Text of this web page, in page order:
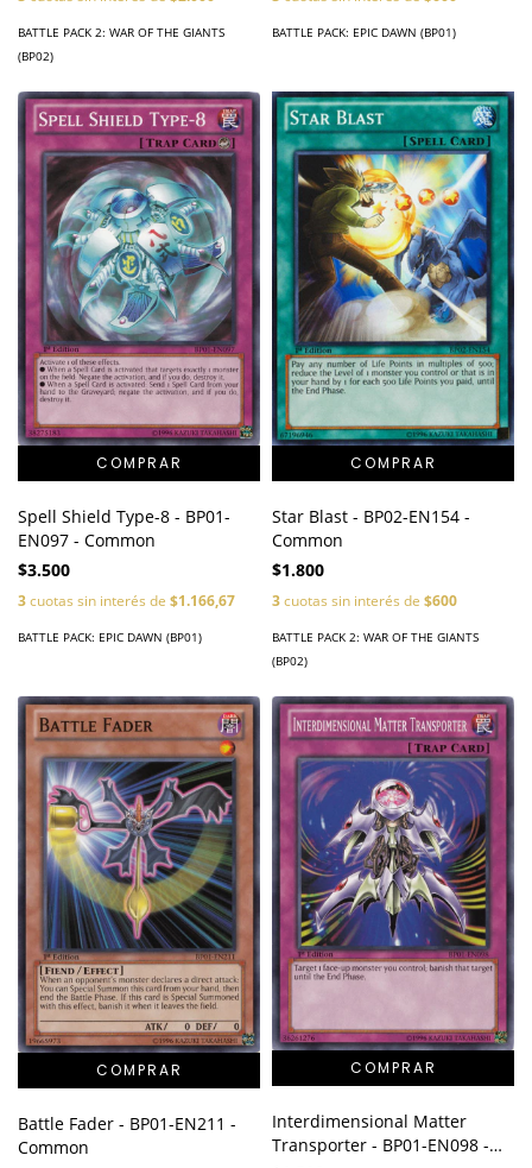
BATTLE PACK 2: WAR OF THE GIANTS
(BP02)
BATTLE PACK: EPIC DAWN (BP01)
Spell Shield Type-8 - BP01-
EN097 - Common
$3.500
3cuotas sin interés de $1.166,67
BATTLE PACK: EPIC DAWN (BP01)
Star Blast - BP02-EN154 -
Common
$1.800
3cuotas sin interés de $600
BATTLE PACK 2: WAR OF THE GIANTS
(BP02)
Battle Fader - BP01-EN211 -
Common
Interdimensional Matter
Transporter - BP01-EN098 -